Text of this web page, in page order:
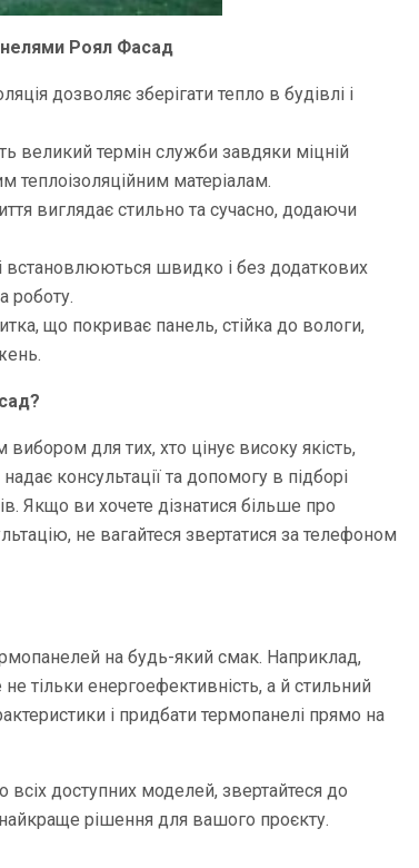
Роял Фасад
дозволяє зберігати тепло в будівлі і
великий термін служби завдяки міцній
теплоізоляційним матеріалам.
виглядає стильно та сучасно, додаючи
встановлюються швидко і без додаткових
роботу.
що покриває панель, стійка до вологи,
для тих, хто цінує високу якість,
консультації та допомогу в підборі
Якщо ви хочете дізнатися більше про
не вагайтеся звертатися за телефоном
на будь-який смак. Наприклад,
тільки енергоефективність, а й стильний
і придбати термопанелі прямо на
доступних моделей, звертайтеся до
рішення для вашого проєкту.